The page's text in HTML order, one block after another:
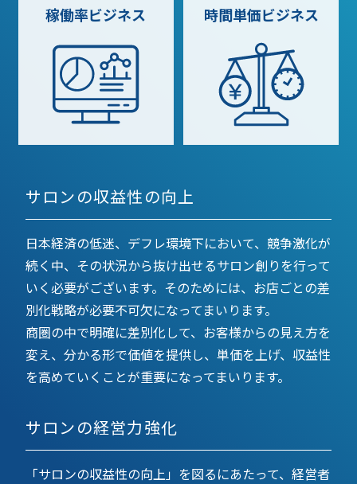
稼働率ビジネス 時間単価ビジネス
サロンの収益性の向上
日本経済の低迷、デフレ環境下において、競争激化が
続く中、その状況から抜け出せるサロン創りを行って
いく必要がございます。そのためには、お店ごとの差
別化戦略が必要不可欠になってまいります。
商圏の中で明確に差別化して、お客様からの見え方を
変え、分かる形で価値を提供し、単価を上げ、収益性
を高めていくことが重要になってまいります。
サロンの経営力強化
「サロンの収益性の向上」を図るにあたって、経営者